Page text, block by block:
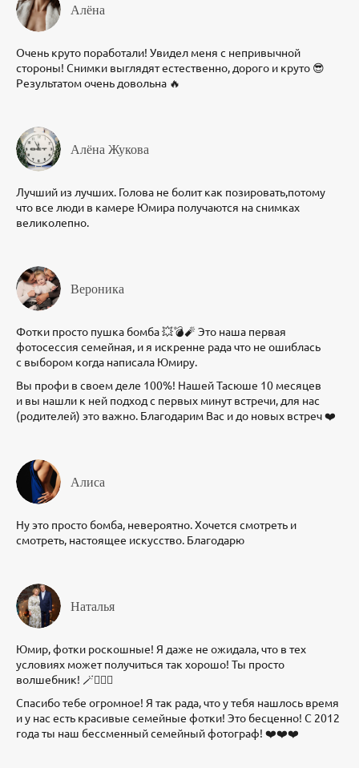
Алёна
Очень круто поработали! Увидел меня с непривычной
стороны! Снимки выглядят естественно, дорого и круто 😎
Результатом очень довольна 🔥
Алёна Жукова
Лучший из лучших. Голова не болит как позировать,потому
что все люди в камере Юмира получаются на снимках
великолепно.
Вероника
Фотки просто пушка бомба 💥💣🧨 Это наша первая
фотосессия семейная, и я искренне рада что не ошиблась
с выбором когда написала Юмиру.
Вы профи в своем деле 100%! Нашей Тасюше 10 месяцев
и вы нашли к ней подход с первых минут встречи, для нас
(родителей) это важно. Благодарим Вас и до новых встреч ❤️
Алиса
Ну это просто бомба, невероятно. Хочется смотреть и
смотреть, настоящее искусство. Благодарю
Наталья
Юмир, фотки роскошные! Я даже не ожидала, что в тех
условиях может получиться так хорошо! Ты просто
волшебник! 🪄🧙🏻‍♂️
Спасибо тебе огромное! Я так рада, что у тебя нашлось время
и у нас есть красивые семейные фотки! Это бесценно! С 2012
года ты наш бессменный семейный фотограф! ❤️❤️❤️